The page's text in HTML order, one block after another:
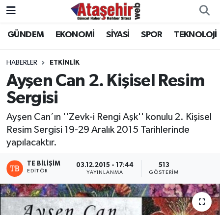
GÜNDEM EKONOMİ SİYASİ SPOR TEKNOLOJİ
HABERLER ETKİNLİK
Ayşen Can 2. Kişisel Resim
Sergisi
Ayşen Can´ın ''Zevk-i Rengi Aşk'' konulu 2. Kişisel
Resim Sergisi 19-29 Aralık 2015 Tarihlerinde
yapılacaktır.
TE BILIŞIM
EDITÖR
03.12.2015 - 17:44
YAYINLANMA
513
GÖSTERIM
Hava Durumu
Trafik Durumu
Süper Lig Puan Durumu ve Fikstür
Tüm Manşetler
Son Dakika Haberleri
Haber Arşivi